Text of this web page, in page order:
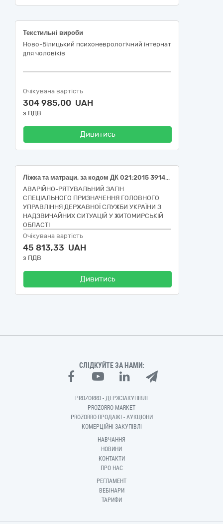
Текстильні вироби
Ново-Білицький психоневрологічний інтернат
для чоловіків
Очікувана вартість
304 985,00 UAH
з ПДВ
Дивитись
Ліжка та матраци, за кодом ДК 021:2015 39140000-5 Меблі для дому.
АВАРІЙНО-РЯТУВАЛЬНИЙ ЗАГІН
СПЕЦІАЛЬНОГО ПРИЗНАЧЕННЯ ГОЛОВНОГО
УПРАВЛІННЯ ДЕРЖАВНОЇ СЛУЖБИ УКРАЇНИ З
НАДЗВИЧАЙНИХ СИТУАЦІЙ У ЖИТОМИРСЬКІЙ
ОБЛАСТІ
Очікувана вартість
45 813,33 UAH
з ПДВ
Дивитись
СЛІДКУЙТЕ ЗА НАМИ:
PROZORRO - ДЕРЖЗАКУПІВЛІ
PROZORRO MARKET
PROZORRO.ПРОДАЖІ - АУКЦІОНИ
КОМЕРЦІЙНІ ЗАКУПІВЛІ
НАВЧАННЯ
НОВИНИ
КОНТАКТИ
ПРО НАС
РЕГЛАМЕНТ
ВЕБІНАРИ
ТАРИФИ